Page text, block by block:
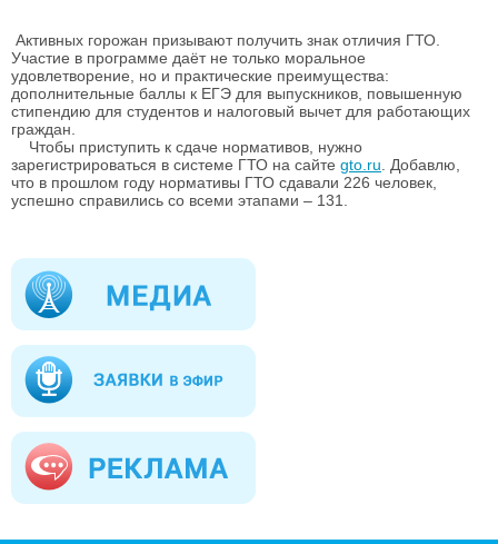
Активных горожан призывают получить знак отличия ГТО.
Участие в программе даёт не только моральное
удовлетворение, но и практические преимущества:
дополнительные баллы к ЕГЭ для выпускников, повышенную
стипендию для студентов и налоговый вычет для работающих
граждан.
Чтобы приступить к сдаче нормативов, нужно
зарегистрироваться в системе ГТО на сайте gto.ru . Добавлю,
что в прошлом году нормативы ГТО сдавали 226 человек,
успешно справились со всеми этапами – 131.